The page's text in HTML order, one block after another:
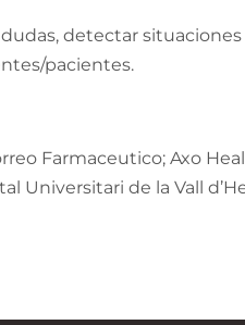
detectar
pacientes.
Farmaceutico; Axo
Universitari de la Vall